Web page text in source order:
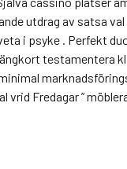
utdrag av satsa
i psyke . Perfekt
testamentera
Fredagar ”